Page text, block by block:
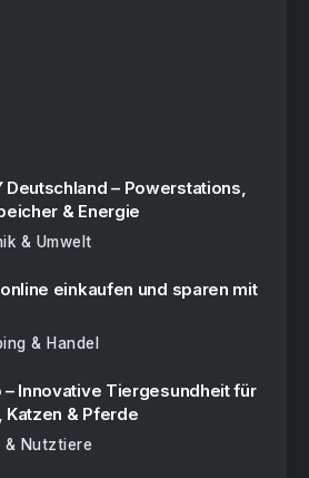
Deutschland – Powerstations,
& Energie
& Umwelt
einkaufen und sparen mit
& Handel
Innovative Tiergesundheit für
Katzen & Pferde
& Nutztiere